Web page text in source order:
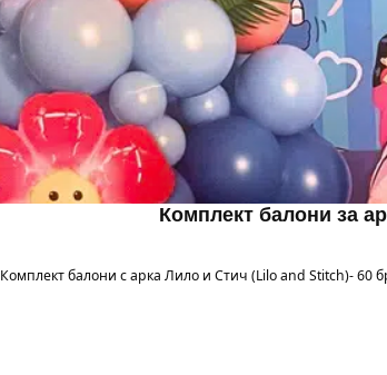
Комплект балони за
Комплект балони с арка Лило и Стич (Lilo and Stitch)-